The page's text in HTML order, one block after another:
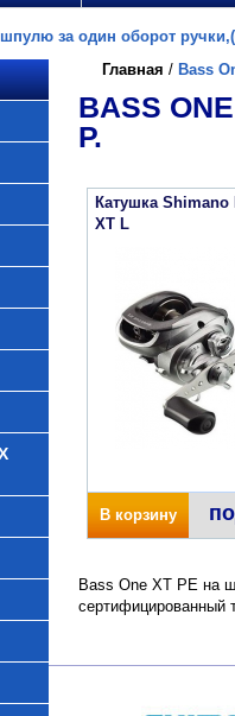
за один оборот
Главная / Bass
BASS
Р.
Катушка Shimano
XT L
В корзину
Bass One XT PE на
сертифицированный